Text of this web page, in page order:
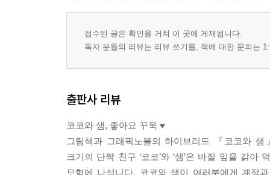
접수된 글은 확인을 거쳐 이 곳에 게재됩니다.
독자 분들의 리뷰는 리뷰 쓰기를, 책에 대한 문의는
출판사 리뷰
코코와 샘, 좋아요 꾸욱 ♥
그림책과 그래픽노블의 하이브리드 『코코와
크기의 단짝 친구 ‘코코’와 ‘샘’은 바질 잎을 갉
모험에 나섭니다. 코코와 샘이 여러분에게 계절